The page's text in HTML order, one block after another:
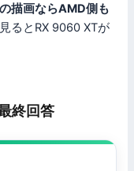
描画ならAMD側も
るとRX 9060 XTが
終回答